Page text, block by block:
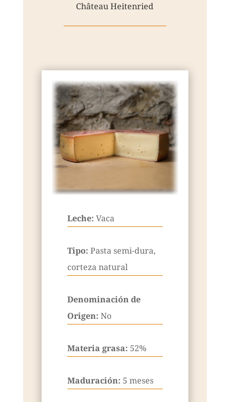
Château Heitenried
Leche: Vaca
Tipo: Pasta semi-dura,
corteza natural
Denominación de
Origen: No
Materia grasa: 52%
Maduración: 5 meses